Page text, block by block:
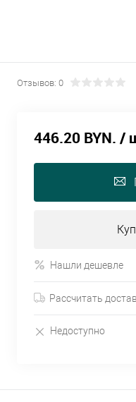
Отзывов: 0
446.20 BYN. /
Нашли дешевле
Рассчитать
Недоступно